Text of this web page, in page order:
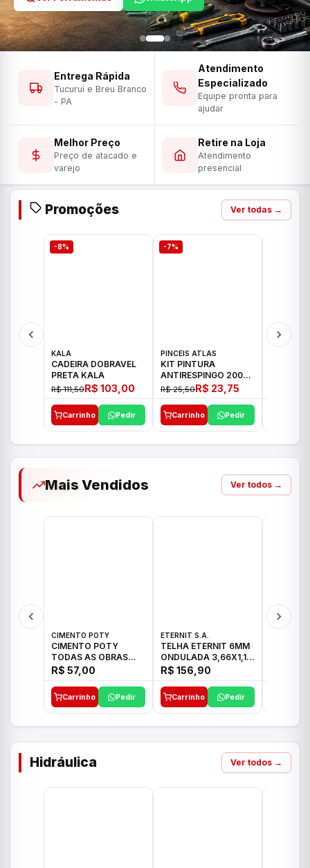
Entrega Rápida
Tucuruí e Breu Branco
- PA
Atendimento
Especializado
Equipe pronta para
ajudar
Melhor Preço
Preço de atacado e
varejo
Retire na Loja
Atendimento
presencial
Promoções Ver todas →
-8%
KALA
CADEIRA DOBRAVEL
PRETA KALA
R$ 111,50R$ 103,00
Carrinho Pedir
-7%
PINCEIS ATLAS
KIT PINTURA
ANTIRESPINGO 2003
ATLAS 03 PCS
R$ 25,50R$ 23,75
Carrinho Pedir
Mais Vendidos Ver todos →
CIMENTO POTY
CIMENTO POTY
TODAS AS OBRAS
50KG CP-II F/32
R$ 57,00
Carrinho Pedir
ETERNIT S.A.
TELHA ETERNIT 6MM
ONDULADA 3,66X1,10
48,80KG
R$ 156,90
Carrinho Pedir
Hidráulica Ver todos →